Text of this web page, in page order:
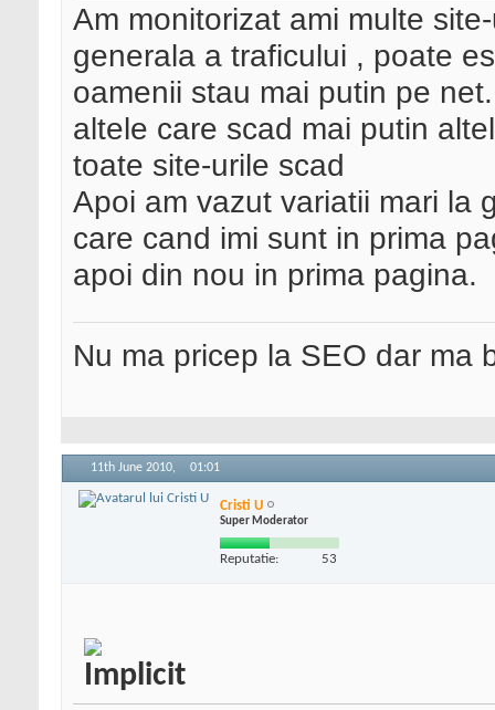
Am monitorizat ami multe
generala a traficului , poate
oamenii stau mai putin pe
altele care scad mai putin
toate site-urile scad
Apoi am vazut variatii mari la
care cand imi sunt in prima
apoi din nou in prima pagina.
Nu ma pricep la SEO dar ma
11th June 2010, 01:01
Cristi U
Super Moderator
Reputatie: 53